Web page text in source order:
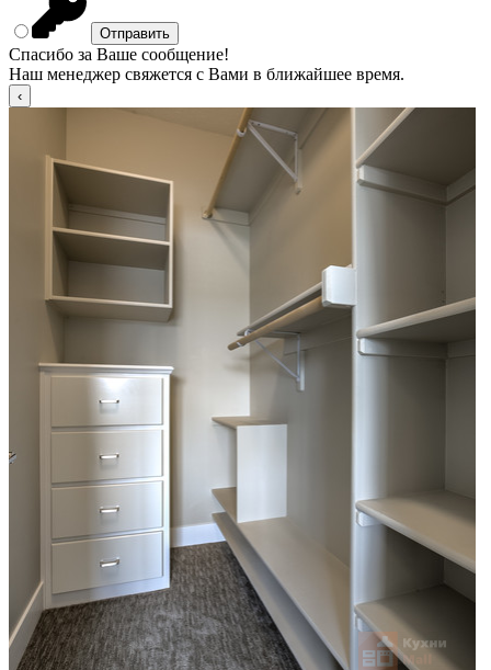
Спасибо за Ваше сообщение!
Наш менеджер свяжется с Вами в ближайшее время.